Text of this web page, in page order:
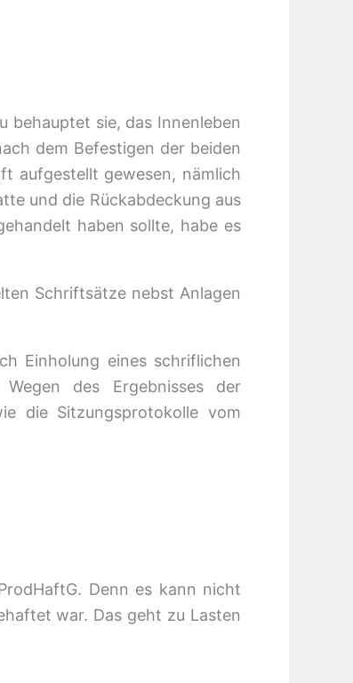
behauptet sie, das Innenleben
dem Befestigen der beiden
aufgestellt gewesen, nämlich
und die Rückabdeckung aus
haben sollte, habe es
Schriftsätze nebst Anlagen
Einholung eines schriflichen
des Ergebnisses der
die Sitzungsprotokolle vom
Denn es kann nicht
war. Das geht zu Lasten